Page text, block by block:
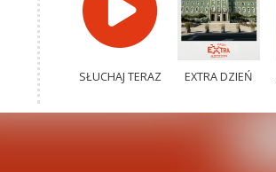
SŁUCHAJ TERAZ EXTRA DZIEŃ